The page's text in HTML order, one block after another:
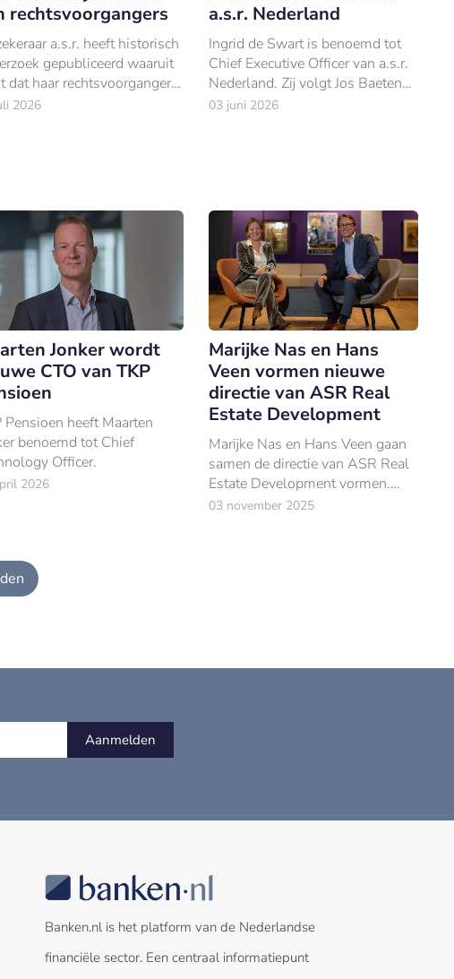
rechtsvoorgangers
a.s.r. heeft historisch
gepubliceerd waaruit
dat haar rechtsvoorgangers
waren bij het
2026
a.s.r. Nederland
Ingrid de Swart is benoemd tot
Chief Executive Officer van a.s.r.
Nederland. Zij volgt Jos Baeten
op, die eerder had aangegeven
03 juni 2026
Jonker wordt
CTO van TKP
Pensioen heeft Maarten
benoemd tot Chief
Officer.
2026
Marijke Nas en Hans
Veen vormen nieuwe
directie van ASR Real
Estate Development
Marijke Nas en Hans Veen gaan
samen de directie van ASR Real
Estate Development vormen.
Nas zal de rol van algemeen
03 november 2025
Aanmelden
Banken.nl is het platform van de Nederlandse
financiële sector. Een centraal informatiepunt